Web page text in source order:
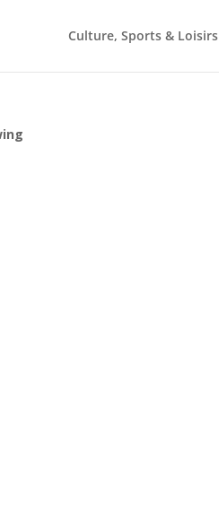
Culture, Sports & Loisirs